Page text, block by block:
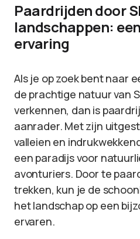
Paardrijden door
landschappen:
ervaring
Als je op zoek bent naar
de prachtige natuur van
verkennen, dan is
aanrader. Met zijn
valleien en
een paradijs voor
avonturiers. Door te
trekken, kun je de
het landschap op een
ervaren.